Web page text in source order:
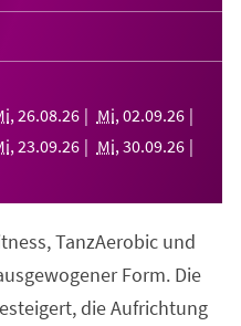
, 26.08.26 Mi, 02.09.26
, 23.09.26 Mi, 30.09.26
TanzAerobic und
Form. Die
die Aufrichtung